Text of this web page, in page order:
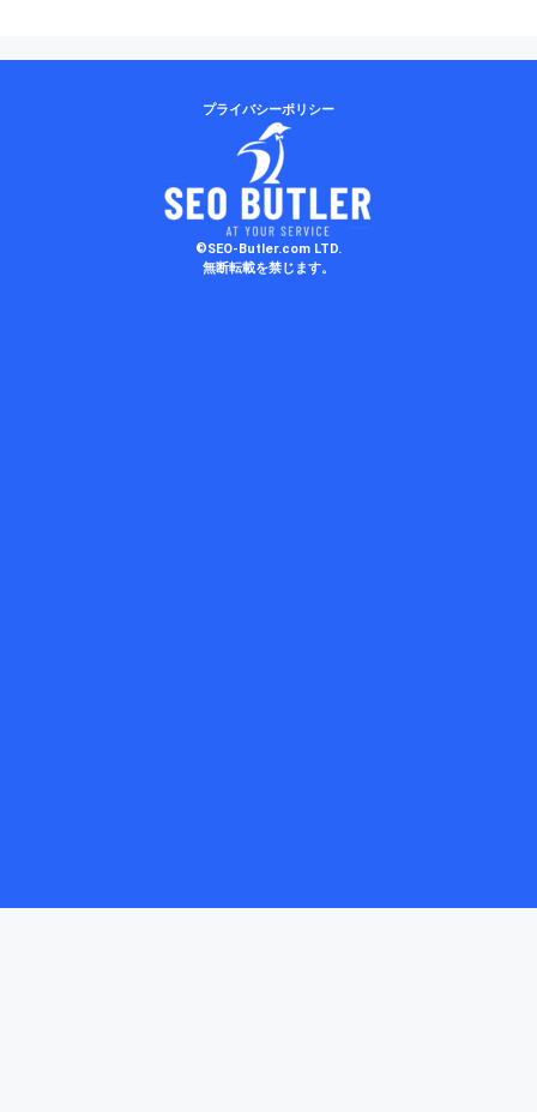
プライバシーポリシー
©SEO-Butler.com LTD.
無断転載を禁じます。